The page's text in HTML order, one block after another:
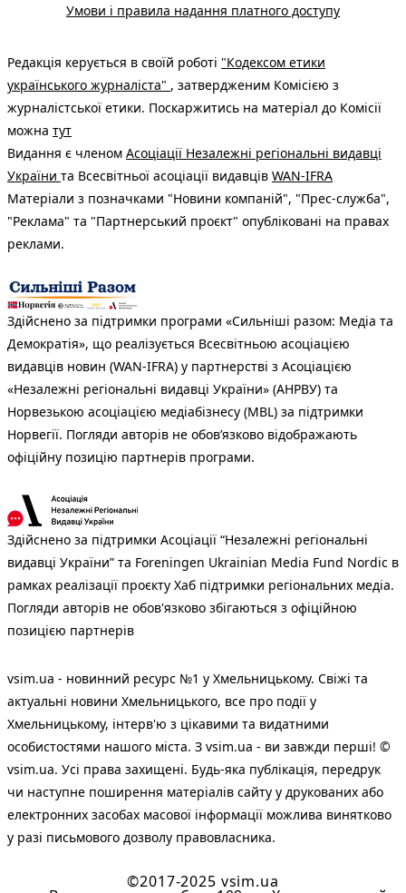
Умови і правила надання платного доступу
Редакція керується в своїй роботі "Кодексом етики
українського журналіста" , затвердженим Комісією з
журналістської етики. Поскаржитись на матеріал до Комісії
можна тут
Видання є членом Асоціації Незалежні регіональні видавці
України та Всесвітньої асоціації видавців WAN-IFRA
Матеріали з позначками "Новини компаній", "Прес-служба",
"Реклама" та "Партнерський проєкт" опубліковані на правах
реклами.
Здійснено за підтримки програми «Сильніші разом: Медіа та
Демократія», що реалізується Всесвітньою асоціацією
видавців новин (WAN-IFRA) у партнерстві з Асоціацією
«Незалежні регіональні видавці України» (АНРВУ) та
Норвезькою асоціацією медіабізнесу (MBL) за підтримки
Норвегії. Погляди авторів не обов’язково відображають
офіційну позицію партнерів програми.
Здійснено за підтримки Асоціації “Незалежні регіональні
видавці України” та Foreningen Ukrainian Media Fund Nordic в
рамках реалізації проєкту Хаб підтримки регіональних медіа.
Погляди авторів не обов'язково збігаються з офіційною
позицією партнерів
vsim.ua - новинний ресурс №1 у Хмельницькому. Свіжі та
актуальні новини Хмельницького, все про події у
Хмельницькому, інтерв'ю з цікавими та видатними
особистостями нашого міста. З vsim.ua - ви завжди перші! ©
vsim.ua. Усі права захищені. Будь-яка публiкацiя, передрук
чи наступне поширення матеріалів сайту у друкованих або
електронних засобах масової інформації можлива винятково
у разі письмового дозволу правовласника.
©2017-2025 vsim.ua